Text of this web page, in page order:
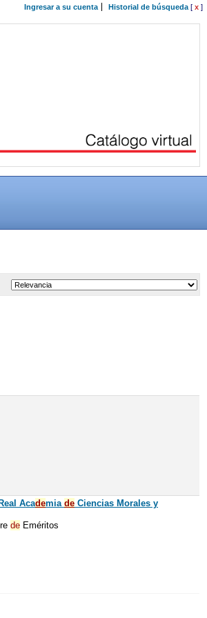
Ingresar a su cuenta Historial de búsqueda[ x ]
Academia deCiencias Morales y
deEméritos